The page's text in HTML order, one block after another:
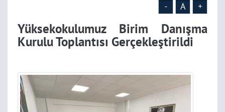
- A +
Yüksekokulumuz Birim Danışma
Kurulu Toplantısı Gerçekleştirildi